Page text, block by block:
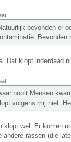
bevonden er
Bevonden
Dat klopt inderdaad
nooit Mensen
volgens mij niet.
klopt wel. Er komen
andere rassen (die